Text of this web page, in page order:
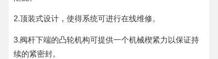
2.顶装式设计，使得系统可进行在线维修。
3.阀杆下端的凸轮机构可提供一个机械楔紧力以保证持
续的紧密封。